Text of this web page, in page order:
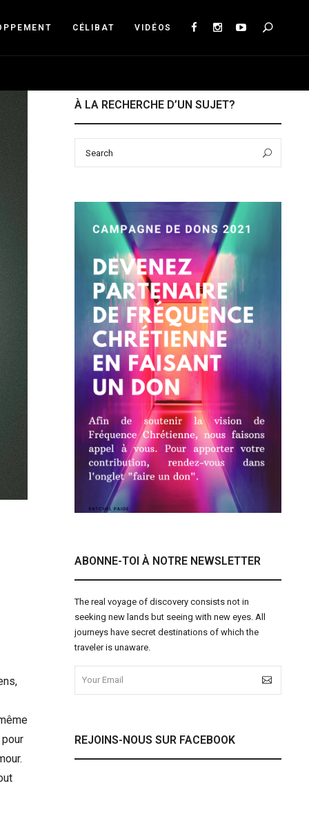
CÉLIBAT VIDÉOS
À LA RECHERCHE D’UN SUJET?
ABONNE-TOI À NOTRE NEWSLETTER
The real voyage of discovery consists not in
seeking new lands but seeing with new eyes. All
journeys have secret destinations of which the
traveler is unaware.
REJOINS-NOUS SUR FACEBOOK